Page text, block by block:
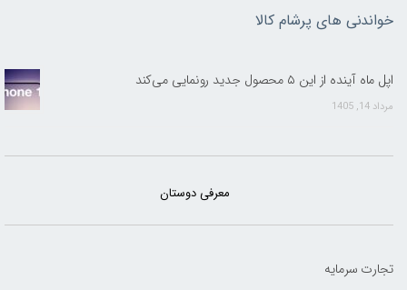
خواندنی های پرشام کالا
اپل ماه آینده از این ۵ محصول جدید رونمایی می‌کند
مرداد 14, 1405
معرفی دوستان
تجارت سرمایه